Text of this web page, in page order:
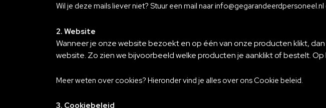
Wil je deze mails liever niet? Stuur een mail naar
2. Website
Wanneer je onze website bezoekt en op één van onze producten klikt,
website. Zo zien we bijvoorbeeld welke producten je aanklikt of bestelt.
Meer weten over cookies? Hieronder vind je alles over ons Cookie beleid.
3. Cookiebeleid